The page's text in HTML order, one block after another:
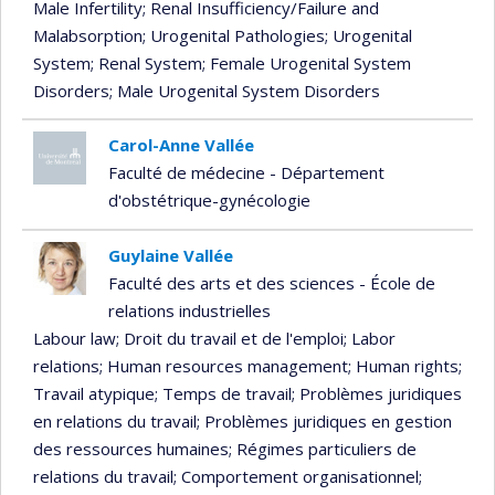
Male Infertility; Renal Insufficiency/Failure and
Malabsorption; Urogenital Pathologies; Urogenital
System; Renal System; Female Urogenital System
Disorders; Male Urogenital System Disorders
Carol-Anne Vallée
Faculté de médecine - Département
d'obstétrique-gynécologie
Guylaine Vallée
Faculté des arts et des sciences - École de
relations industrielles
Labour law; Droit du travail et de l'emploi; Labor
relations; Human resources management; Human rights;
Travail atypique; Temps de travail; Problèmes juridiques
en relations du travail; Problèmes juridiques en gestion
des ressources humaines; Régimes particuliers de
relations du travail; Comportement organisationnel;